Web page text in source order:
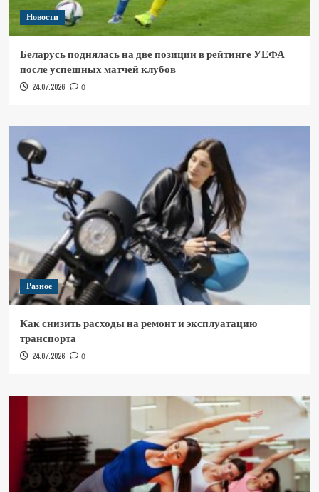
Новости
Беларусь поднялась на две позиции в рейтинге УЕФА
после успешных матчей клубов
24.07.2026 0
Разное
Как снизить расходы на ремонт и эксплуатацию
транспорта
24.07.2026 0